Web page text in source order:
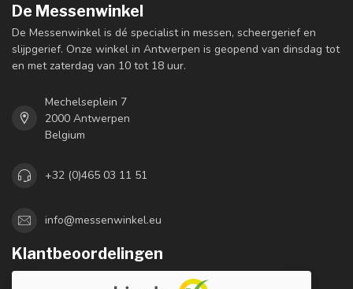
De Messenwinkel
De Messenwinkel is dé specialist in messen, scheergerief en
slijpgerief. Onze winkel in Antwerpen is geopend van dinsdag tot
en met zaterdag van 10 tot 18 uur.
Mechelseplein 7
2000 Antwerpen
Belgium
+32 (0)465 03 11 51
info@messenwinkel.eu
Klantbeoordelingen